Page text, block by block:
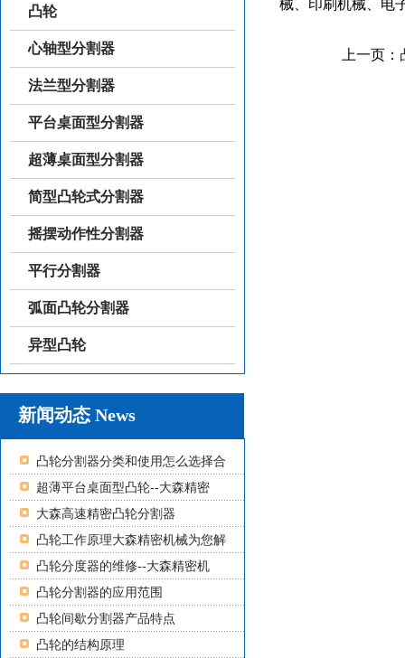
凸轮
心轴型分割器
法兰型分割器
平台桌面型分割器
超薄桌面型分割器
简型凸轮式分割器
摇摆动作性分割器
平行分割器
弧面凸轮分割器
异型凸轮
新闻动态 News
凸轮分割器分类和使用怎么选择合
超薄平台桌面型凸轮--大森精密
大森高速精密凸轮分割器
凸轮工作原理大森精密机械为您解
凸轮分度器的维修--大森精密机
凸轮分割器的应用范围
凸轮间歇分割器产品特点
凸轮的结构原理
械、印刷机械、电
上一页：